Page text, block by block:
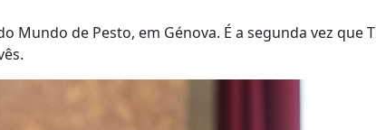
Mundo de Pesto, em Génova. É a segunda vez que